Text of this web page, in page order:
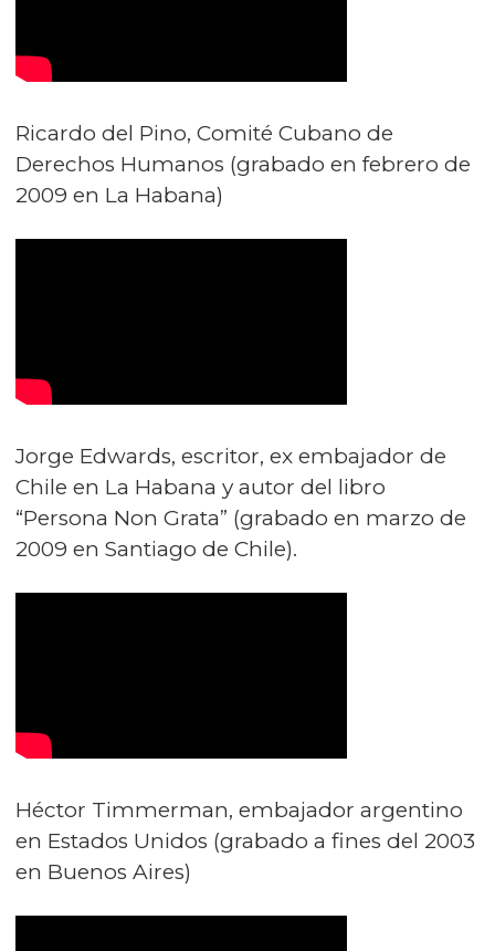
Ricardo del Pino, Comité Cubano de
Derechos Humanos (grabado en febrero de
2009 en La Habana)
Jorge Edwards, escritor, ex embajador de
Chile en La Habana y autor del libro
“Persona Non Grata” (grabado en marzo de
2009 en Santiago de Chile).
Héctor Timmerman, embajador argentino
en Estados Unidos (grabado a fines del 2003
en Buenos Aires)